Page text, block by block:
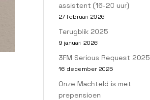
assistent (16-20 uur)
27 februari 2026
Terugblik 2025
9 januari 2026
3FM Serious Request 2025
16 december 2025
Onze Machteld is met
prepensioen